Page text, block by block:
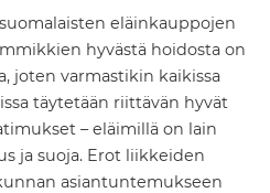
eläinkauppojen
hyvästä hoidosta on
joten varmastikin kaikissa
täytetään riittävän hyvät
– eläimillä on lain
ja suoja. Erot liikkeiden
asiantuntemukseen